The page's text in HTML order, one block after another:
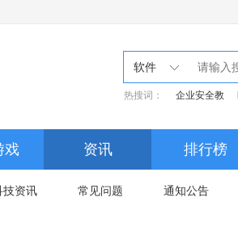
软件
热搜词： 企业安全教
戏 资讯 排行榜
技资讯 常见问题 通知公告